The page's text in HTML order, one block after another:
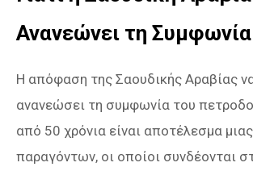
Ανανεώνει τη Συμφωνία
Η απόφαση της Σαουδικής Αραβίας
ανανεώσει τη συμφωνία του
από 50 χρόνια είναι αποτέλεσμα
παραγόντων, οι οποίοι συνδέονται